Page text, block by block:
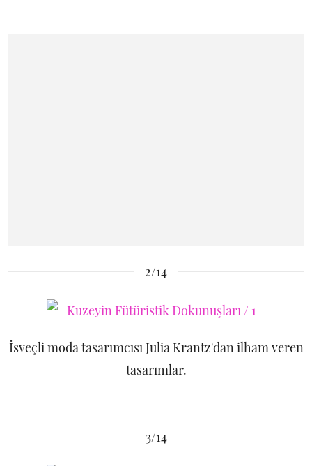
2/14
İsveçli moda tasarımcısı Julia Krantz'dan ilham veren
tasarımlar.
3/14